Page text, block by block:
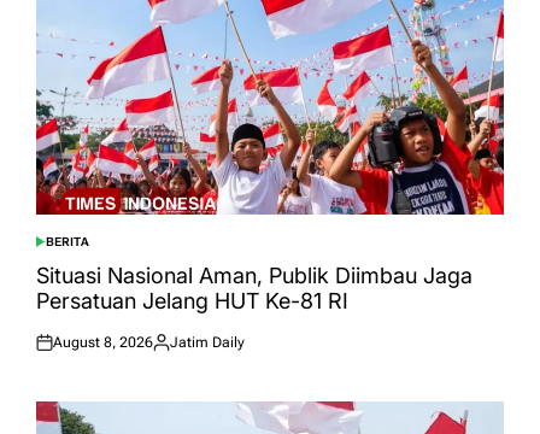
POSTED
IN
BERITA
Situasi Nasional Aman, Publik Diimbau Jaga
Persatuan Jelang HUT Ke-81 RI
Posted
August 8, 2026
Posted
Jatim Daily